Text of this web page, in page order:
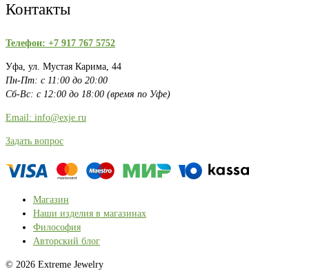
Контакты
Телефон: +7 917 767 5752
Уфа, ул. Мустая Карима, 44
Пн-Пт: с 11:00 до 20:00
Сб-Вс: с 12:00 до 18:00 (время по Уфе)
Email: info@exje.ru
Задать вопрос
Магазин
Наши изделия в магазинах
Философия
Авторский блог
© 2026 Extreme Jewelry